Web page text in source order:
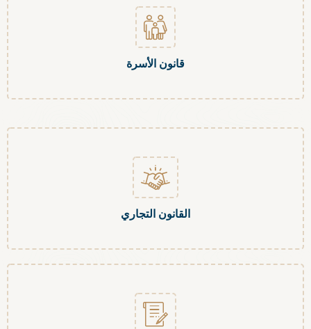
قانون الأسرة
القانون التجاري